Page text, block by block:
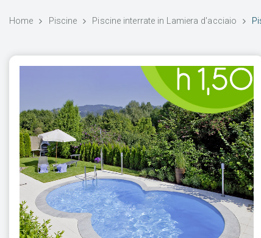
Home Piscine Piscine interrate in Lamiera d'acciaio